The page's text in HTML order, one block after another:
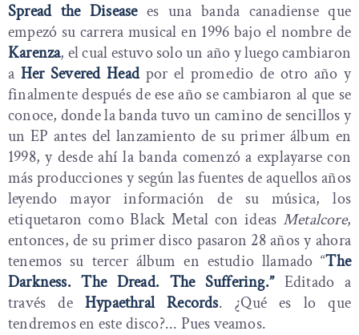
Spread the Diseasees una banda canadiense que
empezó su carrera musical en 1996 bajo el nombre de
Karenza, el cual estuvo solo un año y luego cambiaron
a Her Severed Headpor el promedio de otro año y
finalmente después de ese año se cambiaron al que se
conoce, donde la banda tuvo un camino de sencillos y
un EP antes del lanzamiento de su primer álbum en
1998, y desde ahí la banda comenzó a explayarse con
más producciones y según las fuentes de aquellos años
leyendo mayor información de su música, los
etiquetaron como Black Metal con ideas Metalcore,
entonces, de su primer disco pasaron 28 años y ahora
tenemos su tercer álbum en estudio llamado “The
Darkness. The Dread. The Suffering.”Editado a
través deHypaethral Records. ¿Qué es lo que
tendremos en este disco?... Pues veamos.